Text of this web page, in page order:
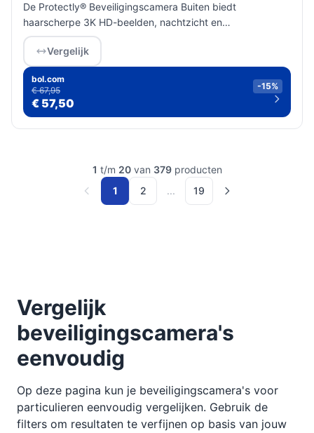
De Protectly® Beveiligingscamera Buiten biedt
haarscherpe 3K HD-beelden, nachtzicht en
gebruiksvriendelijke bediening, ideaal voor veilige
bewaking van jouw woning en eigendommen.
Vergelijk
bol.com
€ 67,95
€ 57,50
-15%
1 t/m 20van 379producten
1
2 ... 19
Vergelijk
beveiligingscamera's
eenvoudig
Op deze pagina kun je beveiligingscamera's voor
particulieren eenvoudig vergelijken. Gebruik de
filters om resultaten te verfijnen op basis van jouw